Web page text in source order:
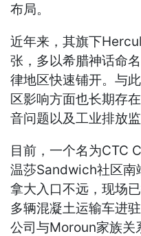
布局。
近年来，其旗下
张，多以希腊神话命
律地区快速铺开。与
区影响方面也长期存
音问题以及工业排放监
目前，一个名为CTC
温莎Sandwich社区南
拿大入口不远，现场
多辆混凝土运输车进
公司与Moroun家族关